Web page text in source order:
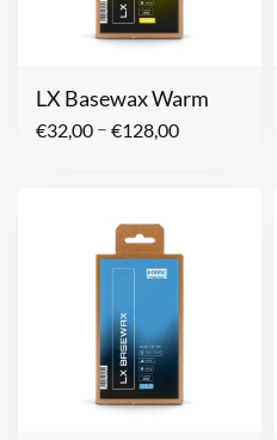
LX Basewax Warm
€32,00 – €128,00